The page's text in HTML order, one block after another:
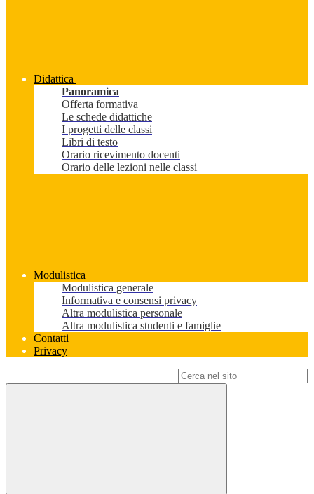
Didattica
Panoramica
Offerta formativa
Le schede didattiche
I progetti delle classi
Libri di testo
Orario ricevimento docenti
Orario delle lezioni nelle classi
Modulistica
Modulistica generale
Informativa e consensi privacy
Altra modulistica personale
Altra modulistica studenti e famiglie
Contatti
Privacy